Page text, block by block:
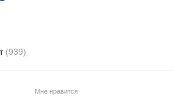
(939)
Мне нравится